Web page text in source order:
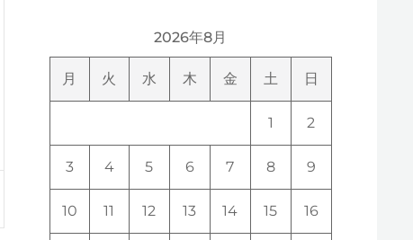
2026年8月
月 火 水 木 金 土 日
1 2
3 4 5 6 7 8 9
10 11 12 13 14 15 16